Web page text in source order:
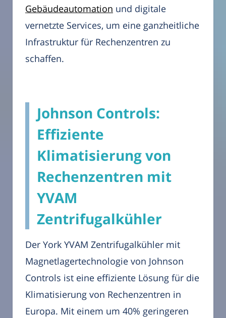
Gebäudeautomation und digitale
vernetzte Services, um eine ganzheitliche
Infrastruktur für Rechenzentren zu
schaffen.
Johnson Controls:
Effiziente
Klimatisierung von
Rechenzentren mit
YVAM
Zentrifugalkühler
Der York YVAM Zentrifugalkühler mit
Magnetlagertechnologie von Johnson
Controls ist eine effiziente Lösung für die
Klimatisierung von Rechenzentren in
Europa. Mit einem um 40% geringeren